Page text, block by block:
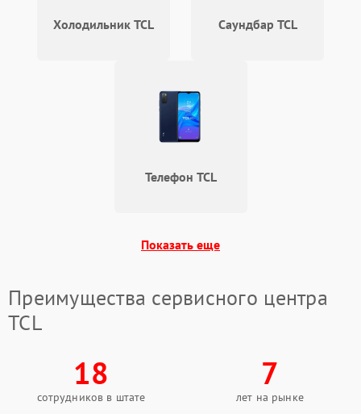
Холодильник TCL Саундбар TCL
Телефон TCL
Показать еще
Преимущества сервисного центра
TCL
18
сотрудников в штате
7
лет на рынке